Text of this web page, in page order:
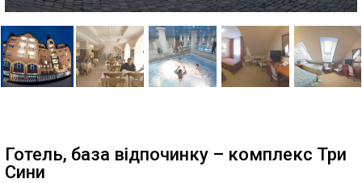
Готель, база відпочинку – комплекс Три
Сини